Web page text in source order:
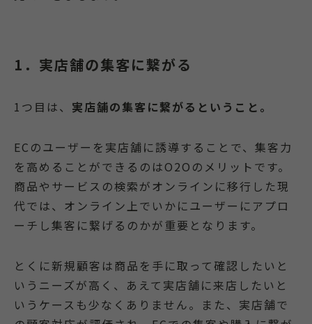
1．実店舗の集客に繋がる
1つ目は、 実店舗の集客に繋がるということ。
ECのユーザーを実店舗に誘導することで、集客力
を高めることができるのはO2Oのメリットです。
商品やサービスの検索がオンラインに移行した現
代では、オンライン上でいかにユーザーにアプロ
ーチし集客に繋げるのかが重要となります。
とくに新規顧客は商品を手に取って確認したいと
いうニーズが高く、あえて実店舗に来店したいと
いうケースも少なくありません。また、実店舗で